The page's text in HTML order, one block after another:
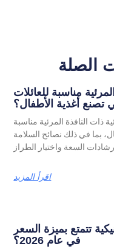
الصلة
مناسبة للعائلات
تصنع أغذية الأطفال؟
ذات النافذة المرئية مناسبة
بما في ذلك نصائح السلامة
اقرأ المزيد
تتمتع بميزة السعر
في عام 2026؟